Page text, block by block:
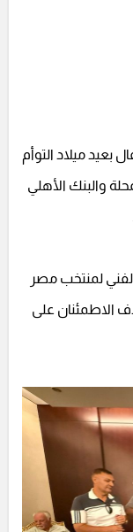
بعيد ميلاد التوأم
والبنك الأهلي
لمنتخب مصر
الاطمئنان على